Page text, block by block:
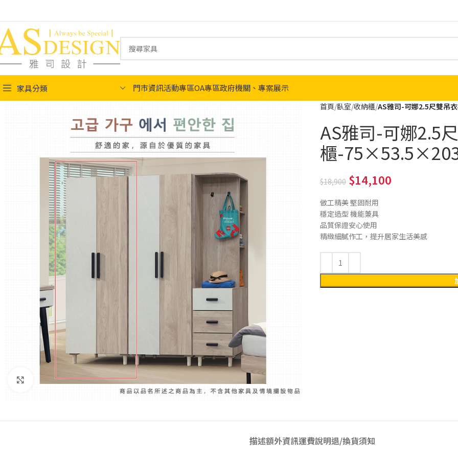
家具分類 門市資訊活動專區OA專區政府機關、專案展示
Click to enlarge
首頁 臥室 收納櫃 AS雅司-可娜2.5尺雙
AS雅司-可娜2.5
櫃-
18,900 14,100
做工精美 堅固耐用
穩定造型 機能兼具
品質保證安心使用
精緻細膩作工，提升居家生活美感
描述額外資訊運費說明退/換貨須知